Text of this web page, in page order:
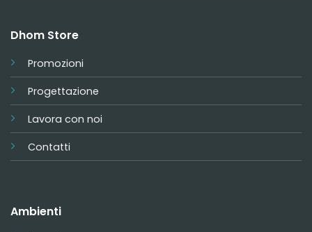
Dhom Store
Promozioni
Progettazione
Lavora con noi
Contatti
Ambienti